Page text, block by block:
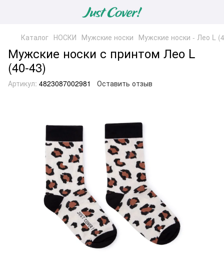
Каталог НОСКИ Мужские носки Мужские носки - Лео L
Мужские носки с принтом Лео L
(40-43)
Артикул: 4823087002981 Оставить отзыв